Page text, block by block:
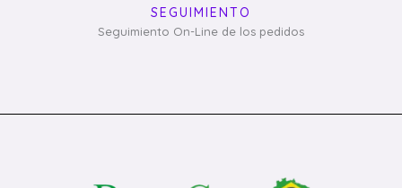
SEGUIMIENTO
Seguimiento On-Line de los pedidos